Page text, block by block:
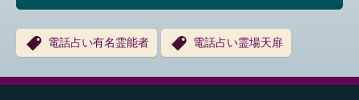
電話占い有名霊能者 電話占い霊場天扉